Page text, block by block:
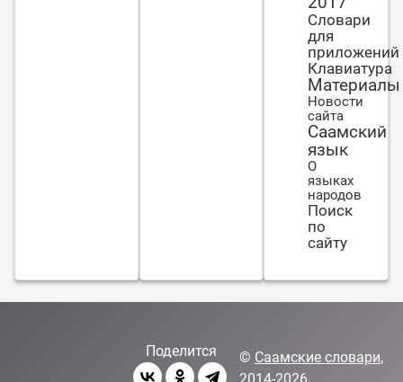
Словари
для
приложений
Клавиатура
Материалы
Новости
сайта
Саамский
язык
О
языках
народов
Поиск
по
сайту
Поделится © Саамские словари,